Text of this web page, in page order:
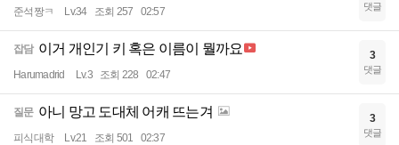
준석짱ㅋ Lv.34 조회 257 02:57 댓글
잡담 이거 개인기 키 혹은 이름이 뭘까요
Harumadrid Lv.3 조회 228 02:47
3
댓글
질문 아니 망고 도대체 어캐 뜨는겨
피식대학 Lv.21 조회 501 02:37
3
댓글